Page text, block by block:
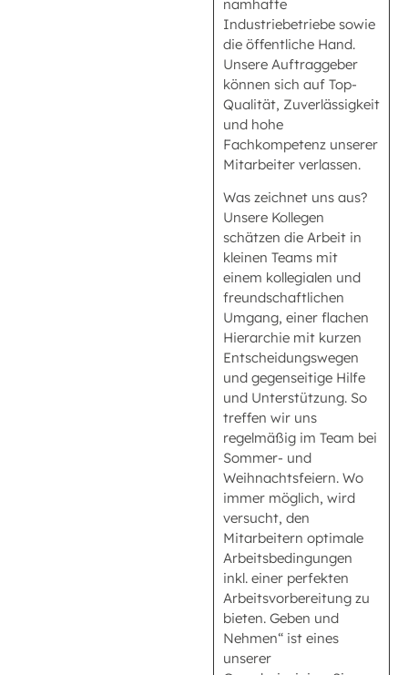
namhafte
Industriebetriebe sowie
die öffentliche Hand.
Unsere Auftraggeber
können sich auf Top-
Qualität, Zuverlässigkeit
und hohe
Fachkompetenz unserer
Mitarbeiter verlassen.
Was zeichnet uns aus?
Unsere Kollegen
schätzen die Arbeit in
kleinen Teams mit
einem kollegialen und
freundschaftlichen
Umgang, einer flachen
Hierarchie mit kurzen
Entscheidungswegen
und gegenseitige Hilfe
und Unterstützung. So
treffen wir uns
regelmäßig im Team bei
Sommer- und
Weihnachtsfeiern. Wo
immer möglich, wird
versucht, den
Mitarbeitern optimale
Arbeitsbedingungen
inkl. einer perfekten
Arbeitsvorbereitung zu
bieten. Geben und
Nehmen“ ist eines
unserer